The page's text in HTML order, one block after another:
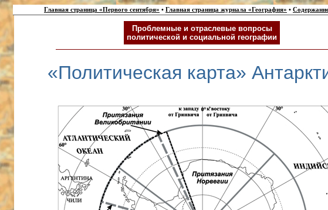
Главная страница «Первого сентября» • Главная страница журнала «География» •
Проблемные и отраслевые вопросы
политической и социальной географии
«Политическая карта»